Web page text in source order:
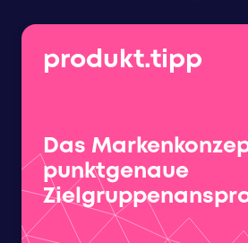
produkt.tipp
Das
punktgenaue